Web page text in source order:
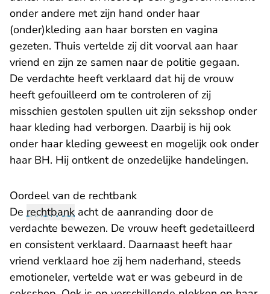
onder andere met zijn hand onder haar
(onder)kleding aan haar borsten en vagina
gezeten. Thuis vertelde zij dit voorval aan haar
vriend en zijn ze samen naar de politie gegaan.
De verdachte heeft verklaard dat hij de vrouw
heeft gefouilleerd om te controleren of zij
misschien gestolen spullen uit zijn seksshop onder
haar kleding had verborgen. Daarbij is hij ook
onder haar kleding geweest en mogelijk ook onder
haar BH. Hij ontkent de onzedelijke handelingen.
Oordeel van de rechtbank
De rechtbank acht de aanranding door de
verdachte bewezen. De vrouw heeft gedetailleerd
en consistent verklaard. Daarnaast heeft haar
vriend verklaard hoe zij hem naderhand, steeds
emotioneler, vertelde wat er was gebeurd in de